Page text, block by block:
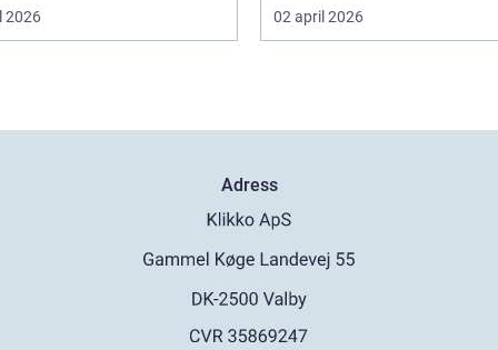
2026 02 april 2026
Adress